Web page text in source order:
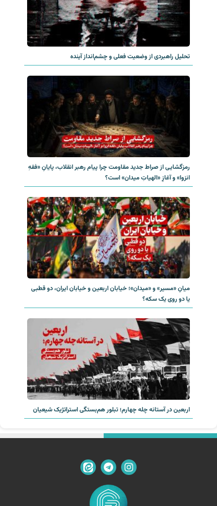
تحلیل راهبردی از وضعیت فعلی و چشم‌انداز آینده
رمزگشایی از صراط جدید مقاومت چرا پیام رهبر انقلاب، پایانِ «فقهِ
انزوا» و آغازِ «الهیاتِ میدان» است؟
میانِ «مسیر» و «میدان»؛ خیابان اربعین و خیابان ایران، دو قطبی
یا دو روی یک سکه؟‌
اربعین در آستانه چله چهارم؛ تبلور هم‌بستگی استراتژیک شیعیان